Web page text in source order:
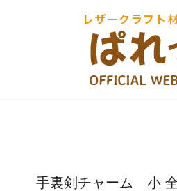
手裏剣チャーム 小